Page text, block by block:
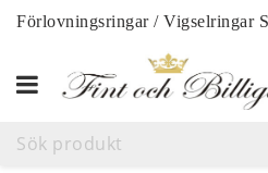
Förlovningsringar / Vigselringar
Toggle
navigation